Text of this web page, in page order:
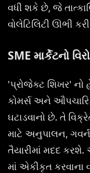
વધી શકે છે, જે
વોલેટિલિટી ઊભી
SME માર્કેટનો
'પ્રોજેક્ટ શિખર' નો
કોમર્સ અને
ઘટાડવાનો છે. તે
માટે અનુપાલન,
તૈયારીમાં મદદ
માં એકીકૃત